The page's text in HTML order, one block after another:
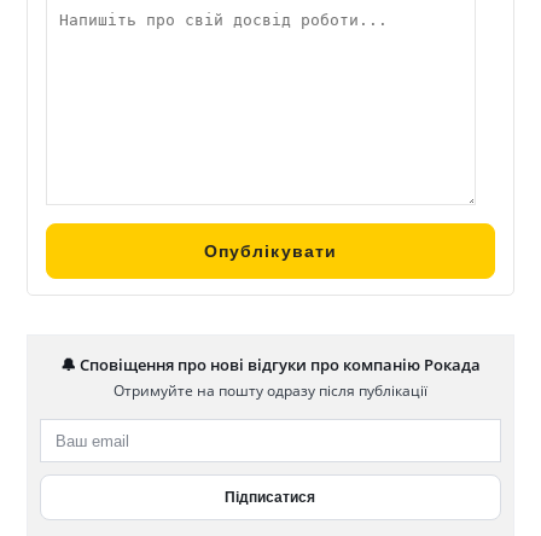
🔔 Сповіщення про нові відгуки про компанію Рокада
Отримуйте на пошту одразу після публікації